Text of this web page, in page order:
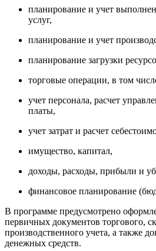
планирование и учет
услуг,
планирование и учет
планирование загрузки
торговые операции, в том
учет персонала, расчет
платы,
учет затрат и расчет
имущество, капитал,
доходы, расходы, прибыли и
финансовое планирование
В программе предусмотрено
первичных документов торгового,
производственного учета, а также
денежных средств.